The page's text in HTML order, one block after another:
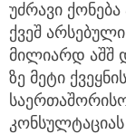
უძრავი
ქვეშ
მილიარდ აშშ
ზე მეტი